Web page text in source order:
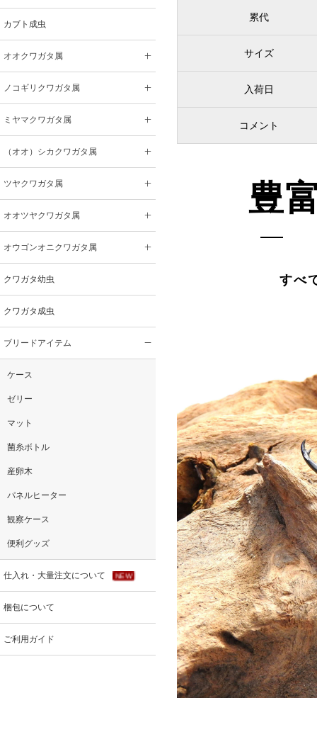
累代
サイズ
入荷日
コメント
豊
すべ
カブト成虫
オオクワガタ属
ノコギリクワガタ属
ミヤマクワガタ属
（オオ）シカクワガタ属
ツヤクワガタ属
オオツヤクワガタ属
オウゴンオニクワガタ属
クワガタ幼虫
クワガタ成虫
ブリードアイテム
ケース
ゼリー
マット
菌糸ボトル
産卵木
パネルヒーター
観察ケース
便利グッズ
仕入れ・大量注文について NEW
梱包について
ご利用ガイド